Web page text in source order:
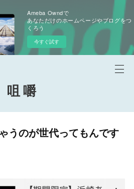
Ameba Owndで
あなただけのホームページやブログをつ
くろう
今すぐ試す
咀 嚼
うのが世代ってもんです